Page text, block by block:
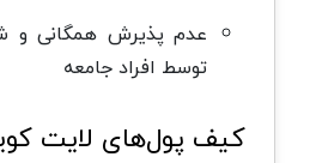
عدم پذیرش همگانی و
توسط افراد جامعه
کیف پول‌های لایت